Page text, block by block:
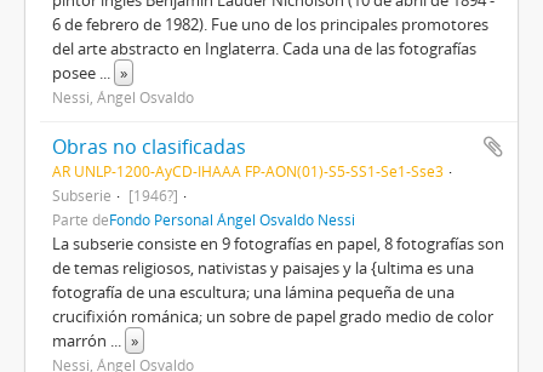
6 de febrero de 1982). Fue uno de los principales promotores
del arte abstracto en Inglaterra. Cada una de las fotografías
posee ... »
Nessi, Ángel Osvaldo
Obras no clasificadas
AR UNLP-1200-AyCD-IHAAA FP-AON(01)-S5-SS1-Se1-Sse3
Subserie
[1946?]
Parte deFondo Personal Ángel Osvaldo Nessi
La subserie consiste en 9 fotografías en papel, 8 fotografías son
de temas religiosos, nativistas y paisajes y la {ultima es una
fotografía de una escultura; una lámina pequeña de una
crucifixión románica; un sobre de papel grado medio de color
marrón ... »
Nessi, Ángel Osvaldo